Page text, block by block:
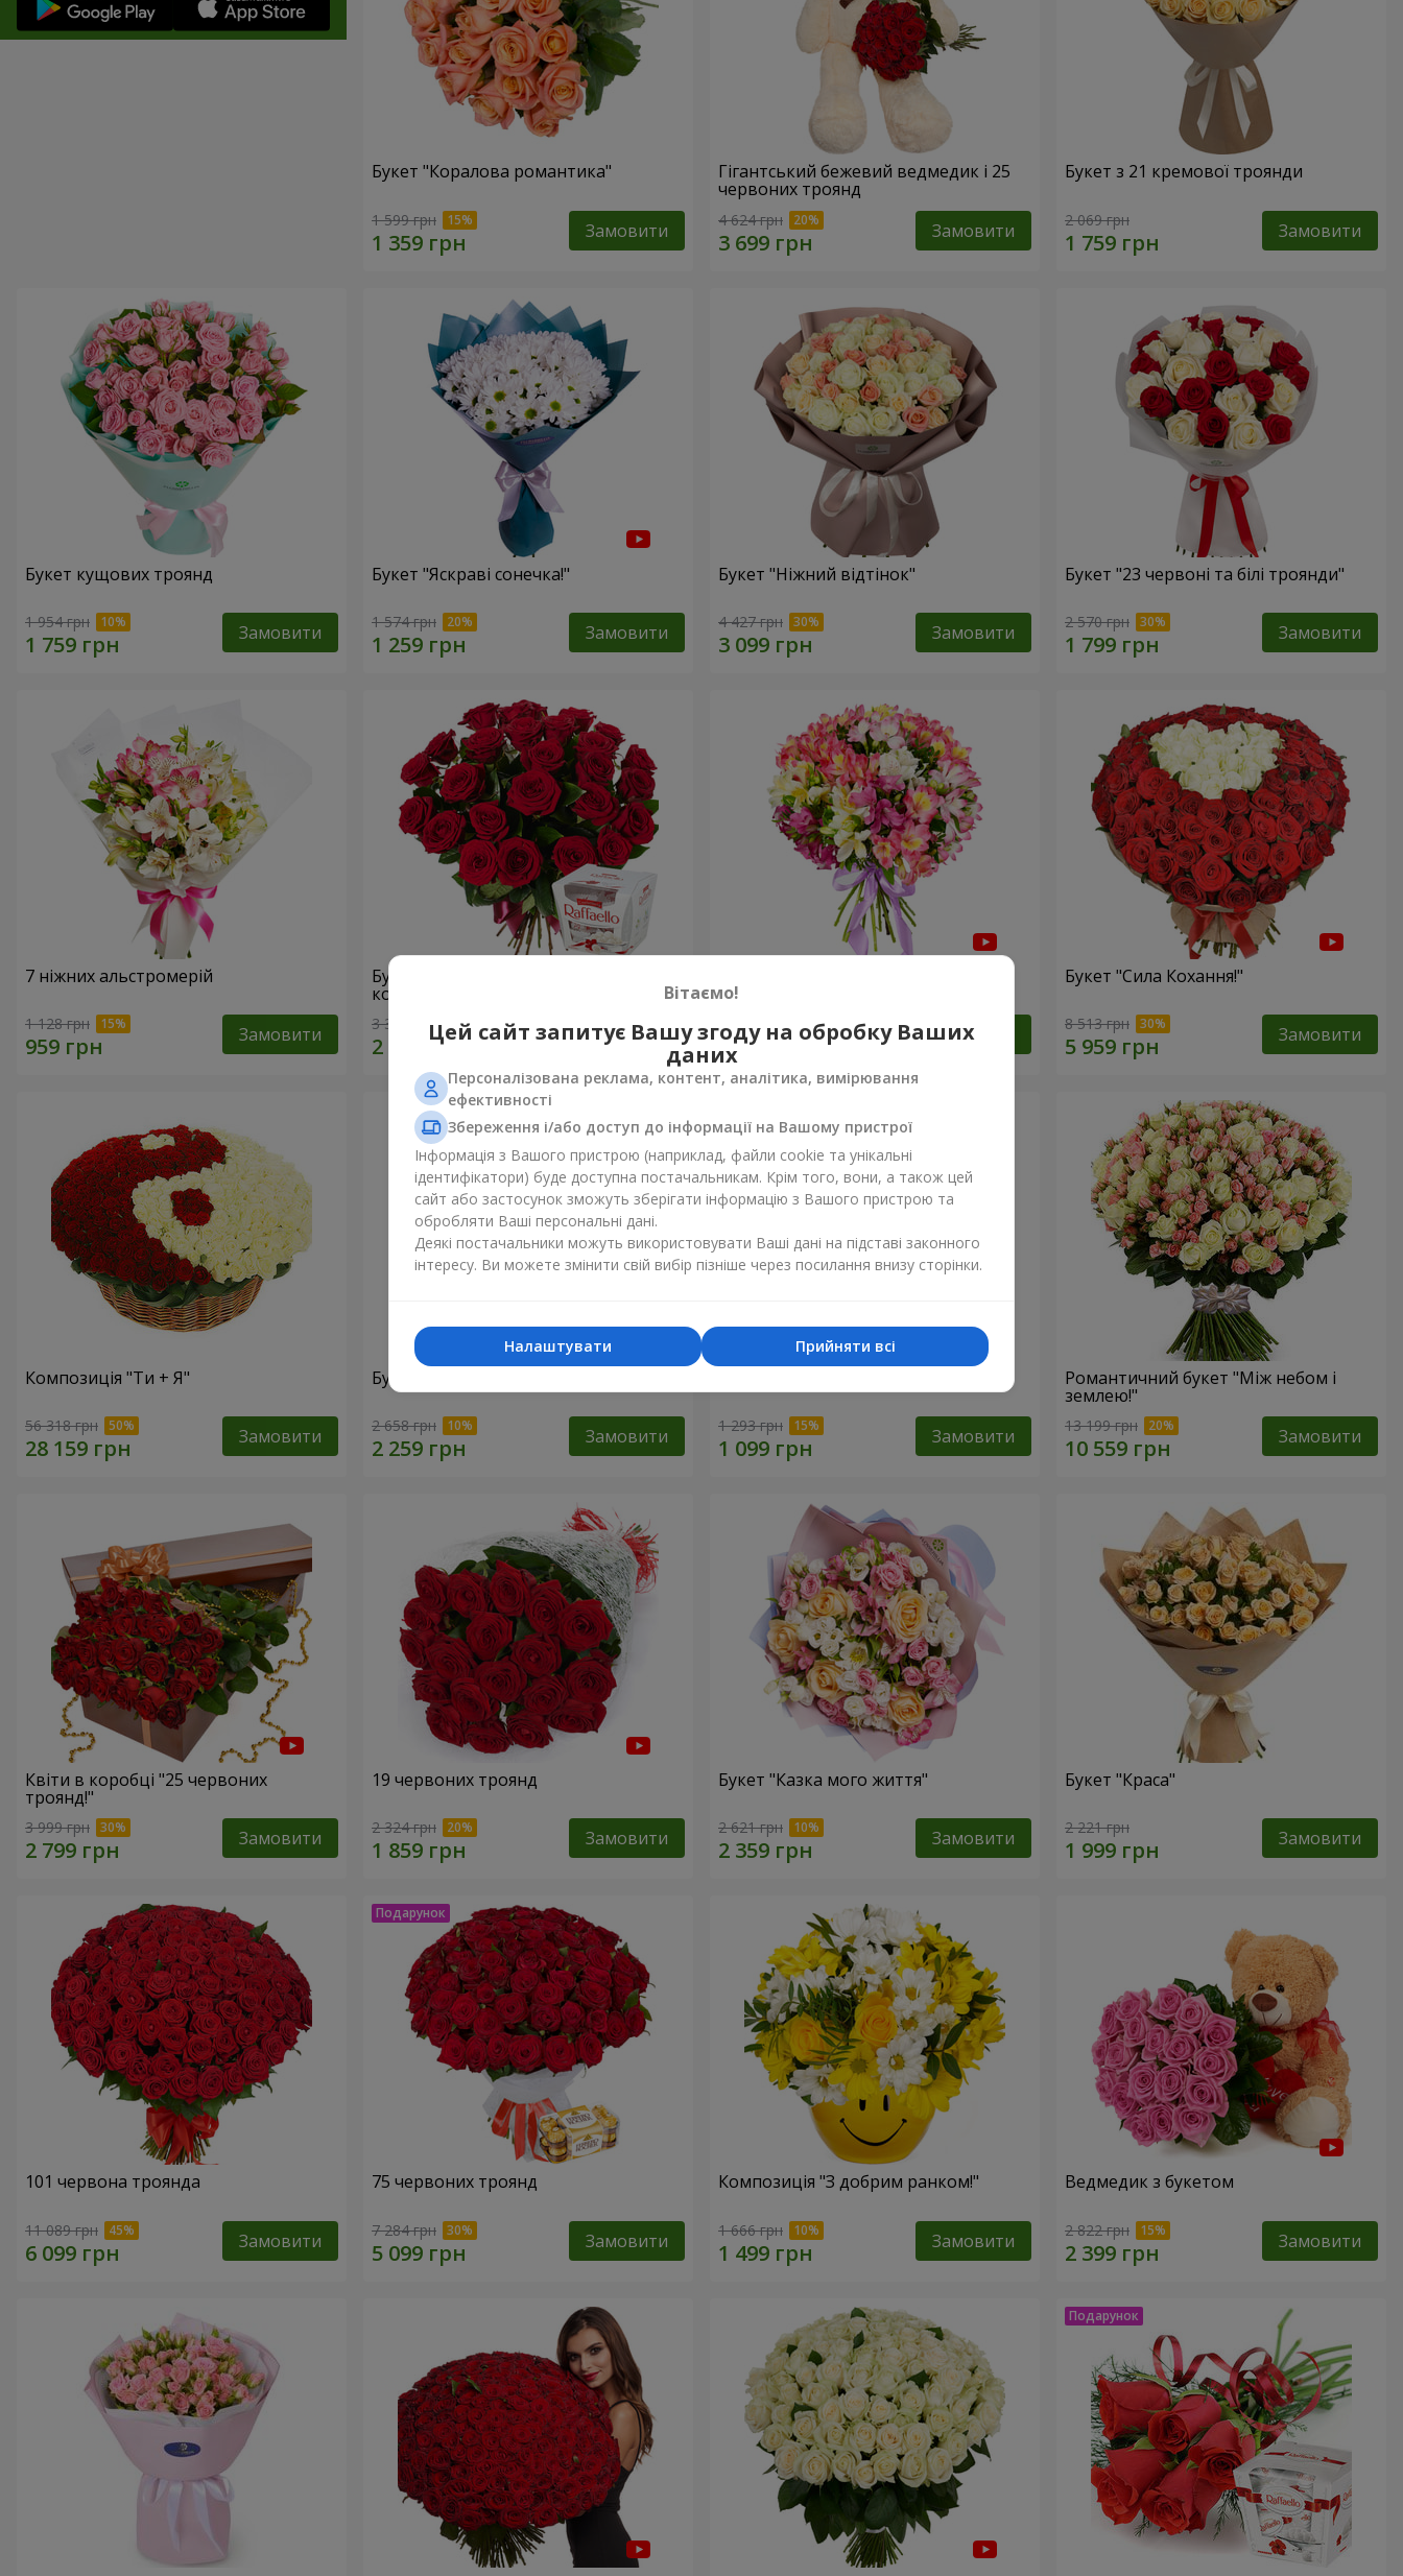
Букет "Коралова романтика"
1 599 грн Замовити
Гігантський бежевий ведмедик і 25
червоних троянд
4 624 грн Замовити
Букет з 21 кремової троянди
2 069 грн Замовити
Букет кущових троянд
1 954 грн Замовити
Букет "Яскраві сонечка!"
1 574 грн Замовити
Букет "Ніжний відтінок"
4 427 грн Замовити
Букет "23 червоні та білі троянди"
2 570 грн Замовити
7 ніжних альстромерій
1 128 грн Замовити
Букет "У День народження, з
коханням!"
3 322 грн Замовити 1 621 грн Замовити
Букет "Сила Кохання!"
8 513 грн Замовити
Композиція "Ти + Я"
56 318 грн Замовити
Букет "У захваті від тебе!"
2 658 грн Замовити 1 293 грн Замовити
Романтичний букет "Між небом і
землею!"
13 199 грн Замовити
Квіти в коробці "25 червоних
троянд!"
3 999 грн Замовити
19 червоних троянд
2 324 грн Замовити
Букет "Казка мого життя"
2 621 грн Замовити
Букет "Краса"
2 221 грн Замовити
101 червона троянда
11 089 грн Замовити
75 червоних троянд
7 284 грн Замовити
Композиція "З добрим ранком!"
1 666 грн Замовити
Ведмедик з букетом
2 822 грн Замовити
Вітаємо!
Цей сайт запитує Вашу згоду на обробку Ваших
даних
Персоналізована реклама, контент, аналітика, вимірювання
ефективності
Збереження і/або доступ до інформації на Вашому пристрої
Інформація з Вашого пристрою (наприклад, файли cookie та унікальні
ідентифікатори) буде доступна постачальникам. Крім того, вони, а також цей
сайт або застосунок зможуть зберігати інформацію з Вашого пристрою та
обробляти Ваші персональні дані.
Деякі постачальники можуть використовувати Ваші дані на підставі законного
інтересу. Ви можете змінити свій вибір пізніше через посилання внизу сторінки.
Прийняти всі
Налаштувати